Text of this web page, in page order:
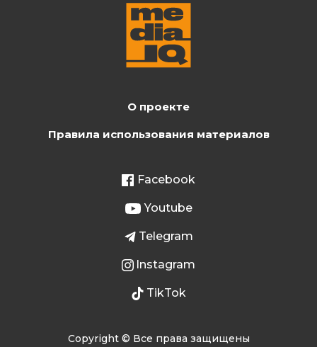
О проекте
Правила использования материалов
Facebook
Youtube
Telegram
Instagram
TikTok
Copyright © Все права защищены